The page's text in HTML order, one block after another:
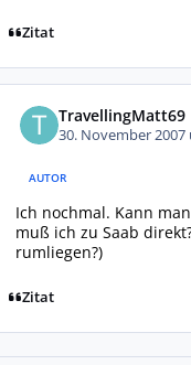
Zitat
TravellingMatt69
30. November 2007
AUTOR
Ich nochmal. Kann
muß ich zu Saab
rumliegen?)
Zitat